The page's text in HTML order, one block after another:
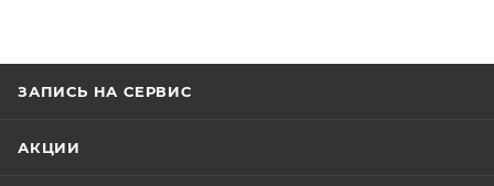
ЗАПИСЬ НА СЕРВИС
АКЦИИ